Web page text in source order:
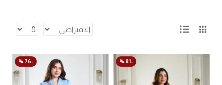
-81 %
-76 %